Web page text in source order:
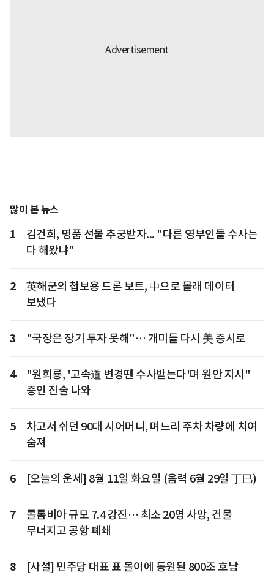
많이 본 뉴스
1
김건희, 명품 선물 추궁받자... "다른 영부인들 수사는
다 해봤냐"
2
英해군의 첩보용 드론 보트, 中으로 몰래 데이터
보냈다
3 "국장은 장기 투자 못해"… 개미들 다시 美 증시로
4
"원희룡, '고속道 변경땐 수사받는다'며 원안 지시"
증인 진술 나와
5
차고서 쉬던 90대 시어머니, 며느리 주차 차량에 치여
숨져
6 [오늘의 운세] 8월 11일 화요일 (음력 6월 29일 丁巳)
7
콜롬비아 규모 7.4 강진… 최소 20명 사망, 건물
무너지고 공항 폐쇄
8
[사설] 민주당 대표 표 몰이에 동원된 800조 호남